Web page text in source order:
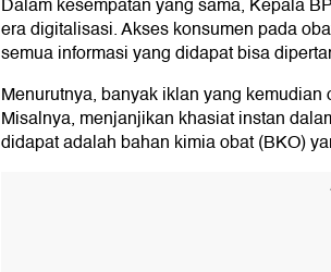
Dalam kesempatan yang sama, Kepala
era digitalisasi. Akses konsumen pada
semua informasi yang didapat bisa
Menurutnya, banyak iklan yang
Misalnya, menjanjikan khasiat instan
didapat adalah bahan kimia obat (BKO)